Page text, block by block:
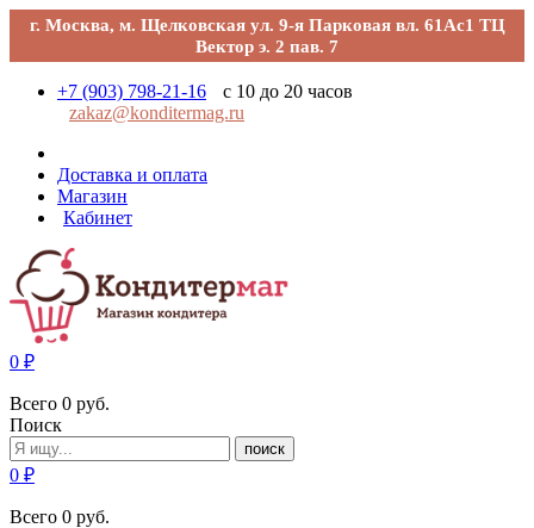
г. Москва, м. Щелковская ул. 9-я Парковая вл. 61Ас1 ТЦ
Вектор э. 2 пав. 7
+7 (903) 798-21-16
с 10 до 20 часов
zakaz@konditermag.ru
Доставка и оплата
Магазин
Кабинет
0 ₽
Всего 0 руб.
Поиск
поиск
0 ₽
Всего 0 руб.